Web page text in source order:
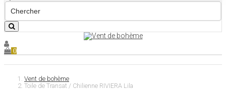
0
Vent de bohème
Toile de Transat / Chilienne RIVIERA Lila